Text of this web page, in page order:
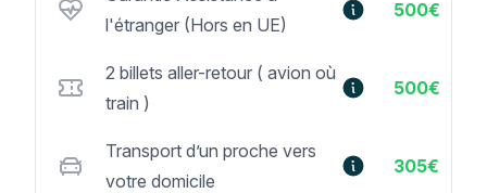
l'étranger (Hors en UE)
500€
2 billets aller-retour ( avion où
train )
500€
Transport d’un proche vers
votre domicile
305€